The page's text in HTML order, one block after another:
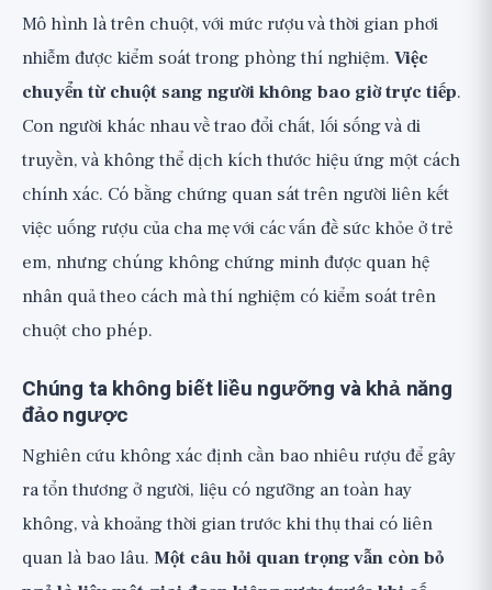
Mô hình là trên chuột, với mức rượu và thời gian phơi
nhiễm được kiểm soát trong phòng thí nghiệm. Việc
chuyển từ chuột sang người không bao giờ trực tiếp.
Con người khác nhau về trao đổi chất, lối sống và di
truyền, và không thể dịch kích thước hiệu ứng một cách
chính xác. Có bằng chứng quan sát trên người liên kết
việc uống rượu của cha mẹ với các vấn đề sức khỏe ở trẻ
em, nhưng chúng không chứng minh được quan hệ
nhân quả theo cách mà thí nghiệm có kiểm soát trên
chuột cho phép.
Chúng ta không biết liều ngưỡng và khả năng
đảo ngược
Nghiên cứu không xác định cần bao nhiêu rượu để gây
ra tổn thương ở người, liệu có ngưỡng an toàn hay
không, và khoảng thời gian trước khi thụ thai có liên
quan là bao lâu. Một câu hỏi quan trọng vẫn còn bỏ